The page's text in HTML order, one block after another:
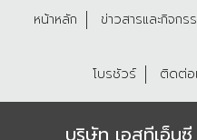
หน้าหลัก ข่าวสารและกิจกร
โบรชัวร์ ติดต่อ
บริษัท เอสทีเอ็น